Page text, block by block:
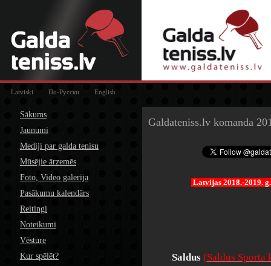
Latviski По-Русски English
Sākums
Jaunumi
Mediji par galda tenisu
Mūsējie ārzemēs
Foto, Video galerija
Pasākumu kalendārs
Reitingi
Noteikumi
Vēsture
Kur spēlēt?
Galdateniss.lv komanda
Latvijas 2018.-2019.
Saldus (Saldus Sporta